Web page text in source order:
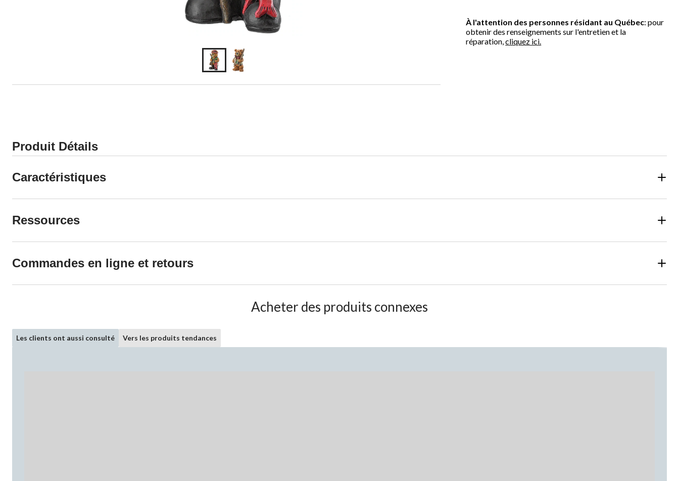
À l'attention des personnes résidant au Québec: pour
obtenir des renseignements sur l'entretien et la
réparation,cliquez ici.
Produit Détails
Caractéristiques
Ressources
Commandes en ligne et retours
Acheter des produits connexes
Les clients ont aussi consulté Vers les produits tendances